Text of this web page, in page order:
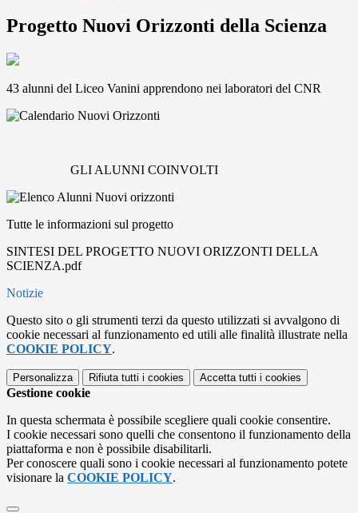
Progetto Nuovi Orizzonti della Scienza
43 alunni del Liceo Vanini apprendono nei laboratori del CNR
GLI ALUNNI COINVOLTI
Tutte le informazioni sul progetto
SINTESI DEL PROGETTO NUOVI ORIZZONTI DELLA
SCIENZA.pdf
Notizie
Questo sito o gli strumenti terzi da questo utilizzati si avvalgono di
cookie necessari al funzionamento ed utili alle finalità illustrate nella
COOKIE POLICY.
Personalizza Rifiuta tutti i cookies Accetta tutti i cookies
Gestione cookie
In questa schermata è possibile scegliere quali cookie consentire.
I cookie necessari sono quelli che consentono il funzionamento della
piattaforma e non è possibile disabilitarli.
Per conoscere quali sono i cookie necessari al funzionamento potete
visionare la COOKIE POLICY.